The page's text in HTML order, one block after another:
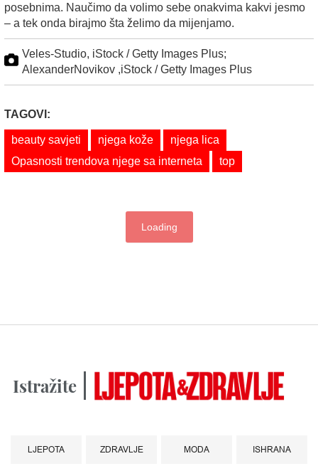
posebnima. Naučimo da volimo sebe onakvima kakvi jesmo
– a tek onda birajmo šta želimo da mijenjamo.
Veles-Studio, iStock / Getty Images Plus;
AlexanderNovikov ,iStock / Getty Images Plus
TAGOVI:
beauty savjeti njega kože
njega lica
Opasnosti trendova njege sa interneta
top
Loading
Istražite
LJEPOTA ZDRAVLJE MODA ISHRANA